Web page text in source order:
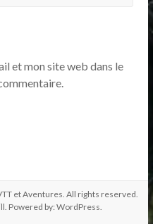
et mon site web dans le
et Aventures . All rights reserved.
Powered by:WordPress